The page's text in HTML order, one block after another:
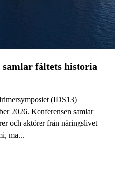
fältets historia
(IDS13)
2026. Konferensen samlar
och aktörer från näringslivet
ma...